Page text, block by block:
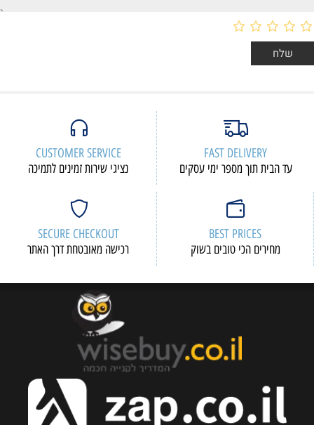
FAST DELIVERY
עד הבית תוך מספר ימי עסקים
CUSTOMER SERVICE
נציגי שירות זמינים לתמיכה
BEST PRICES
מחירים הכי טובים בשוק
SECURE CHECKOUT
רכישה מאובטחת דרך האתר